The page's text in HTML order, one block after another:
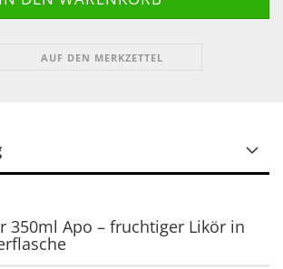
AUF DEN MERKZETTEL
350ml Apo – fruchtiger Likör in